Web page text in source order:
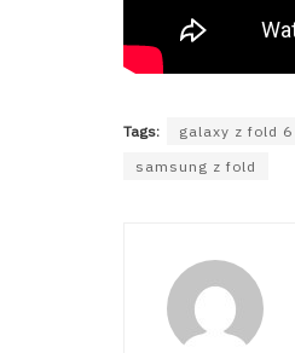
Tags: galaxy z fold 6
samsung z fold